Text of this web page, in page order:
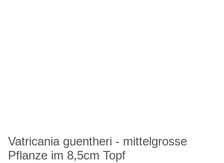
Vatricania guentheri - mittelgrosse
Pflanze im 8,5cm Topf